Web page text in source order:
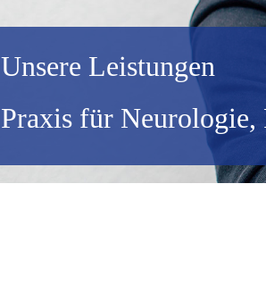
Unsere Leistungen
Praxis für Neurologie,